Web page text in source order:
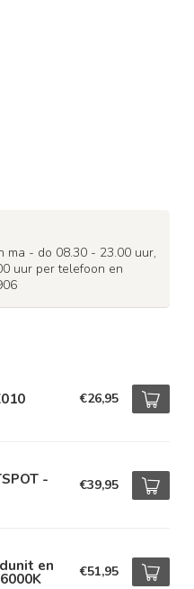
ma - do 08.30 - 23.00 uur,
uur per telefoon en
€26,95
- €39,95
en €51,95